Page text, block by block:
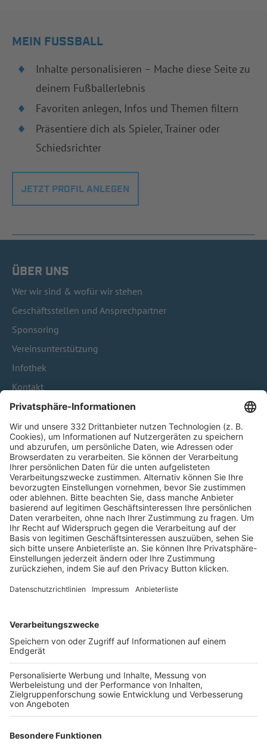
MEIN FUSSBALL
Inhalte personalisieren – Mache diese Seite zu
deinem Fußballerlebnis
Favoriten anlegen, Infos und Themen filtern
Präsentiere dich als Spieler, Trainer oder
Schiedsrichter
JETZT PROFIL ANLEGEN
ÜBER UNS
Wer wir sind & wofür wir stehen
Geschäftsstellen und Ansprechpartner
Sponsoring
Vereinsunterstützung
Infothek
Kontakt
HÄUFIG BESUCHTE SEITEN
Pässe und Vereinswechsel
Trainerausbildung
Schulungsangebot Vereinsmitarbeiter
BFV-Geschäftsstellen
Trainerbörse
Login SpielPlus
FOLGE DEM BFV
TOP-VEREINE
TOP-PARTNER